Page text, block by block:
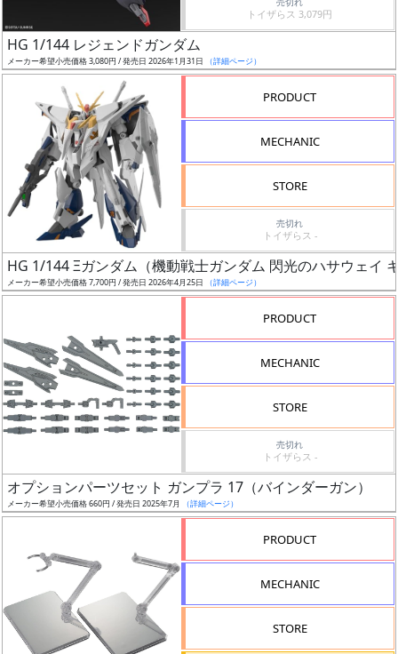
発
売
Web
シュ
通知
対象
ャ
ラ
リ
あ
り
価
格
定
予
定
時
期
トイザらス 3,079円
HG 1/144 レジェンドガンダム
メーカー希望小売価格 3,080円 / 発売日 2026年1月31日 （詳細ページ）
PRODUCT
MECHANIC
STORE
売切れ
トイザらス -
HG 1/144 Ξガンダム（機動戦士ガンダム 閃光のハサウェイ
メーカー希望小売価格 7,700円 / 発売日 2026年4月25日 （詳細ページ）
PRODUCT
MECHANIC
STORE
売切れ
トイザらス -
オプションパーツセット ガンプラ 17（バインダーガン）
メーカー希望小売価格 660円 / 発売日 2025年7月 （詳細ページ）
PRODUCT
MECHANIC
STORE